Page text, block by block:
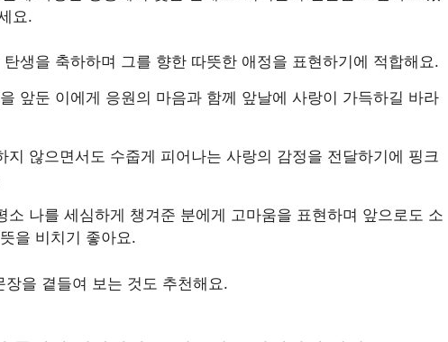
요.
생을 축하하며 그를 향한 따뜻한 애정을 표현하기에 적합해요.
앞둔 이에게 응원의 마음과 함께 앞날에 사랑이 가득하길 바라
지 않으면서도 수줍게 피어나는 사랑의 감정을 전달하기에 핑크
소 나를 세심하게 챙겨준 분에게 고마움을 표현하며 앞으로도 소
을 비치기 좋아요.
을 곁들여 보는 것도 추천해요.